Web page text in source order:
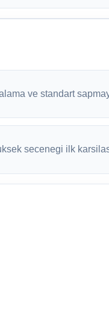
ve standart
secenegi ilk